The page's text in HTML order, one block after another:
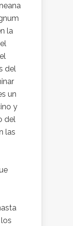
la
del
un
y
del
las